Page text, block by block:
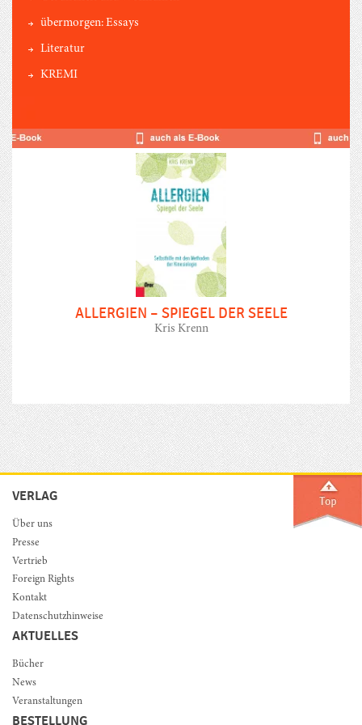
übermorgen: Essays
Literatur
KREMI
ALLERGIEN – SPIEGEL DER SEELE
Kris Krenn
VERLAG
Über uns
Presse
Vertrieb
Foreign Rights
Kontakt
Datenschutzhinweise
AKTUELLES
Bücher
News
Veranstaltungen
BESTELLUNG